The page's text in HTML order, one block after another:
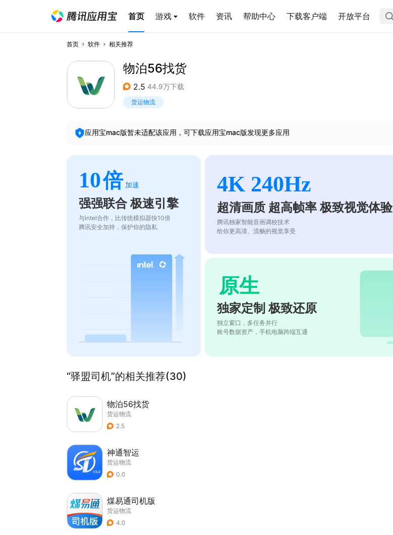
首页 游戏 软件 资讯 帮助中心 下载客户端 开放平台
首页 软件 相关推荐
物泊56找货
2.5 44.9万下载
货运物流
应用宝mac版暂未适配该应用，可下载应用宝mac版发现更多应用
10倍 加速
强强联合 极速引擎
与intel合作，比传统模拟器快10倍
腾讯安全加持，保护你的隐私
4K 240Hz
超清画质 超高帧率 极致视觉体验
腾讯独家智能音画调校技术
给你更高清、流畅的视觉享受
原生
独家定制 极致还原
独立窗口，多任务并行
账号数据资产，手机电脑跨端互通
“驿盟司机”的相关推荐(30)
物泊56找货
货运物流
2.5
神通智运
货运物流
0.0
煤易通司机版
货运物流
4.0